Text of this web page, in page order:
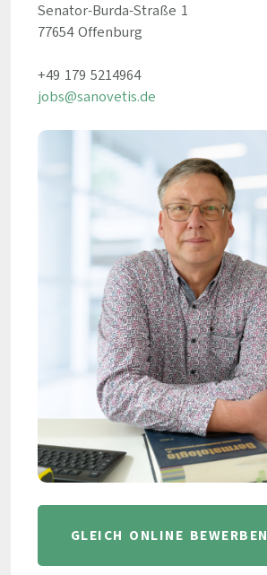
Senator-Burda-Straße 1
77654 Offenburg
+49 179 5214964
jobs@sanovetis.de
GLEICH ONLINE BEWERBEN